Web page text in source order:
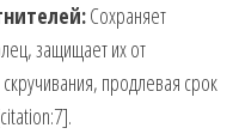
Сохраняет
защищает их от
продлевая срок